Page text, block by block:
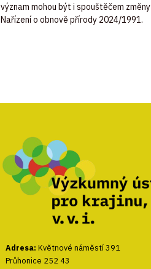
význam mohou být i spouštěčem změny
Nařízeníoobnově přírody 2024/1991.
Adresa: Květnové náměstí 391
Průhonice 252 43